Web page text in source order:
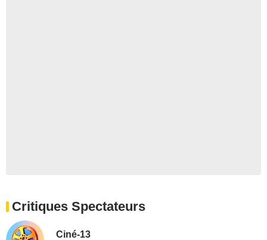
Critiques Spectateurs
Ciné-13